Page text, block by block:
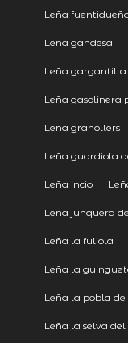
Leña
Leña gandesa
Leña
Leña gasolinera
Leña granollers
Leña guardiola
Leña incio
Leña junquera
Leña la fuliola
Leña la
Leña la pobla
Leña la selva